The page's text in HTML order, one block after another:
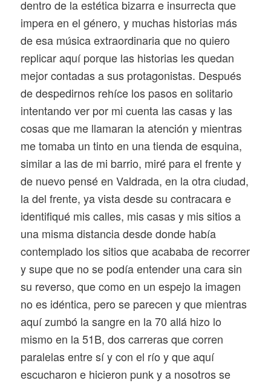
dentro de la estética bizarra e insurrecta que
impera en el género, y muchas historias más
de esa música extraordinaria que no quiero
replicar aquí porque las historias les quedan
mejor contadas a sus protagonistas. Después
de despedirnos rehíce los pasos en solitario
intentando ver por mi cuenta las casas y las
cosas que me llamaran la atención y mientras
me tomaba un tinto en una tienda de esquina,
similar a las de mi barrio, miré para el frente y
de nuevo pensé en Valdrada, en la otra ciudad,
la del frente, ya vista desde su contracara e
identifiqué mis calles, mis casas y mis sitios a
una misma distancia desde donde había
contemplado los sitios que acababa de recorrer
y supe que no se podía entender una cara sin
su reverso, que como en un espejo la imagen
no es idéntica, pero se parecen y que mientras
aquí zumbó la sangre en la 70 allá hizo lo
mismo en la 51B, dos carreras que corren
paralelas entre sí y con el río y que aquí
escucharon e hicieron punk y a nosotros se